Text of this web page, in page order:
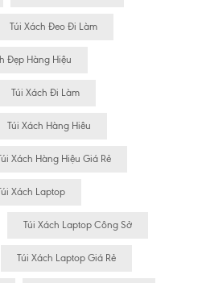
Túi Xách Đeo Đi Làm
Đẹp Hàng Hiệu
Túi Xách Đi Làm
Túi Xách Hàng Hiêu
Xách Hàng Hiệu Giá Rẻ
Xách Laptop
Túi Xách Laptop Công Sở
Túi Xách Laptop Giá Rẻ